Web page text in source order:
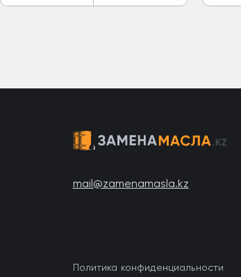
mail@zamenamasla.kz
Политика конфиденциальности